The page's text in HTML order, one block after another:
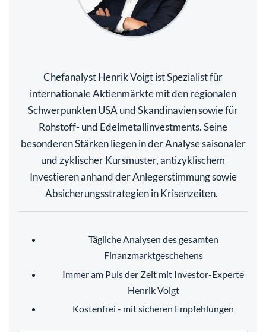
Chefanalyst Henrik Voigt ist Spezialist für
internationale Aktienmärkte mit den regionalen
Schwerpunkten USA und Skandinavien sowie für
Rohstoff- und Edelmetallinvestments. Seine
besonderen Stärken liegen in der Analyse saisonaler
und zyklischer Kursmuster, antizyklischem
Investieren anhand der Anlegerstimmung sowie
Absicherungsstrategien in Krisenzeiten.
Tägliche Analysen des gesamten
Finanzmarktgeschehens
Immer am Puls der Zeit mit Investor-Experte
Henrik Voigt
Kostenfrei - mit sicheren Empfehlungen